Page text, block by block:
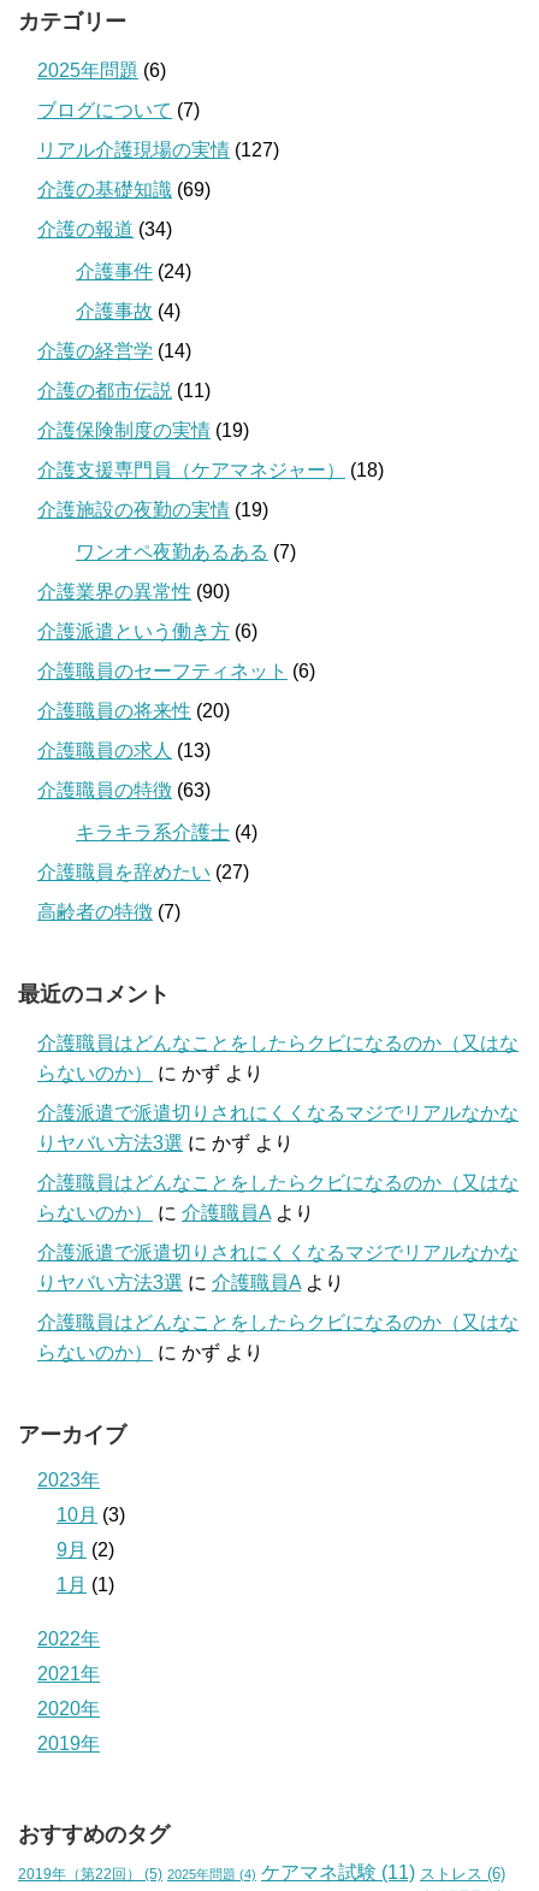
カテゴリー
2025年問題 (6)
ブログについて (7)
リアル介護現場の実情 (127)
介護の基礎知識 (69)
介護の報道 (34)
介護事件 (24)
介護事故 (4)
介護の経営学 (14)
介護の都市伝説 (11)
介護保険制度の実情 (19)
介護支援専門員（ケアマネジャー）
(18)
介護施設の夜勤の実情 (19)
ワンオペ夜勤あるある (7)
介護業界の異常性 (90)
介護派遣という働き方 (6)
介護職員のセーフティネット (6)
介護職員の将来性 (20)
介護職員の求人 (13)
介護職員の特徴 (63)
キラキラ系介護士 (4)
介護職員を辞めたい (27)
高齢者の特徴 (7)
最近のコメント
介護職員はどんなことをしたらクビになるのか（又はな
らないのか）
に かず より
介護派遣で派遣切りされにくくなるマジでリアルなかな
りヤバい方法3選 に かず より
介護職員はどんなことをしたらクビになるのか（又はな
らないのか）
に 介護職員A より
介護派遣で派遣切りされにくくなるマジでリアルなかな
りヤバい方法3選 に 介護職員A より
介護職員はどんなことをしたらクビになるのか（又はな
らないのか）
に かず より
アーカイブ
2023年
10月 (3)
9月 (2)
1月 (1)
2022年
2021年
2020年
2019年
おすすめのタグ
2019年（第22回） (5) 2025年問題 (4) ケアマネ試験 (11) ストレス (6)